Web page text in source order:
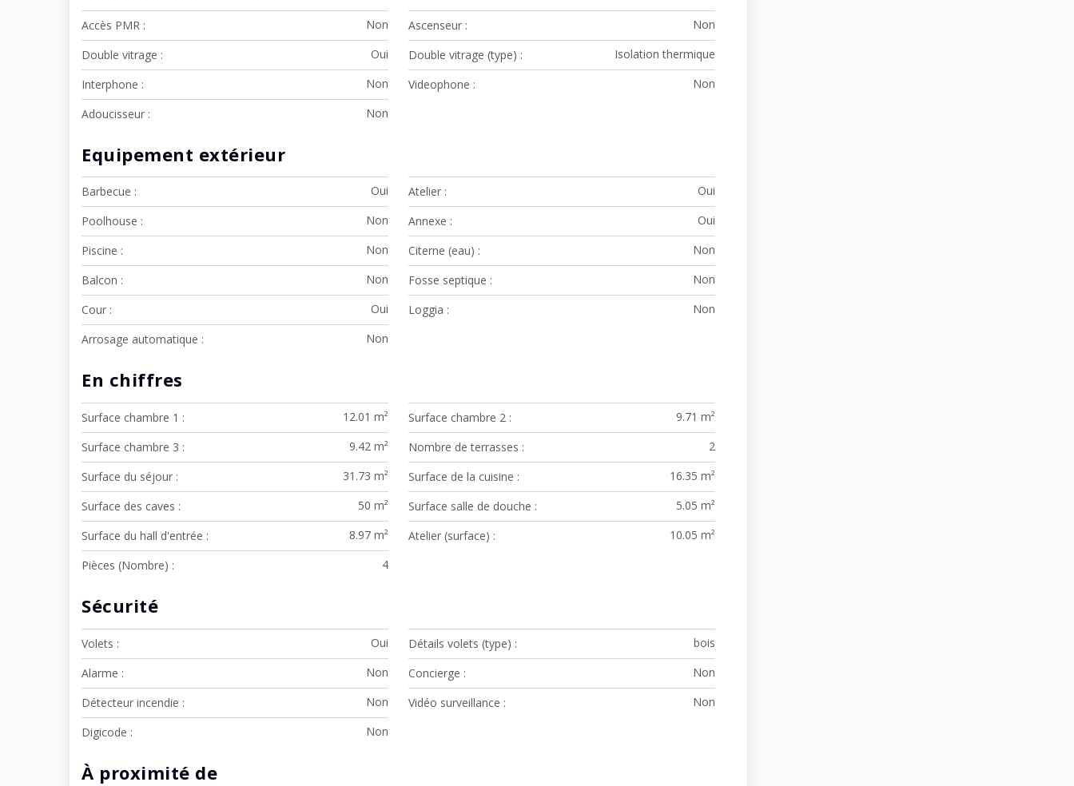
Accès PMR Non Ascenseur
Non
Double vitrage
Oui Double vitrage (type)
Isolation thermique
Interphone
Non Videophone
Non
Adoucisseur
Non
Equipement extérieur
Barbecue Oui Atelier
Oui
Poolhouse
Non Annexe
Oui
Piscine
Non Citerne (eau)
Non
Balcon
Non Fosse septique
Non
Cour
Oui Loggia
Non
Arrosage automatique
Non
En chiffres
Surface chambre 1 12.01 m² Surface chambre 2
9.71 m²
Surface chambre 3
9.42 m² Nombre de terrasses
2
Surface du séjour
31.73 m² Surface de la cuisine
16.35 m²
Surface des caves
50 m² Surface salle de douche
5.05 m²
Surface du hall d'entrée
8.97 m² Atelier (surface)
10.05 m²
Pièces (Nombre)
4
Sécurité
Volets Oui Détails volets (type)
bois
Alarme
Non Concierge
Non
Détecteur incendie
Non Vidéo surveillance
Non
Digicode
Non
À proximité de